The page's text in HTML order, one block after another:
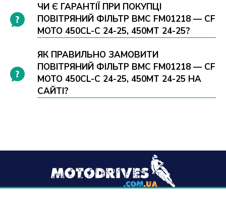
ЧИ Є ГАРАНТІЇ ПРИ ПОКУПЦІ
ПОВІТРЯНИЙ ФІЛЬТР BMC FM01218 — CF
MOTO 450CL-C 24-25, 450MT 24-25?
ЯК ПРАВИЛЬНО ЗАМОВИТИ
ПОВІТРЯНИЙ ФІЛЬТР BMC FM01218 — CF
MOTO 450CL-C 24-25, 450MT 24-25 НА
САЙТІ?